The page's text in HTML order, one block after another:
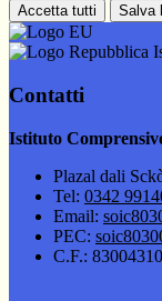
Accetta tutti Salva
Contatti
Istituto
Plazal dali
Tel: 0342
Email:
PEC:
C.F.: